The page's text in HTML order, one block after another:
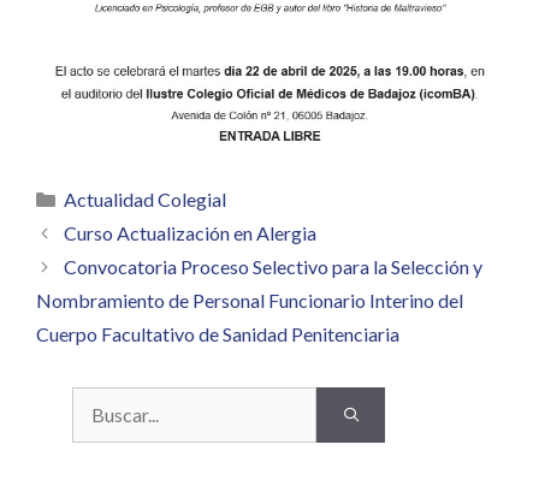
Categorías
Actualidad Colegial
Curso Actualización en Alergia
Convocatoria Proceso Selectivo para la Selección y
Nombramiento de Personal Funcionario Interino del
Cuerpo Facultativo de Sanidad Penitenciaria